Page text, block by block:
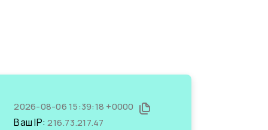
2026-08-06 15:39:18 +0000
Ваш IP:216.73.217.47